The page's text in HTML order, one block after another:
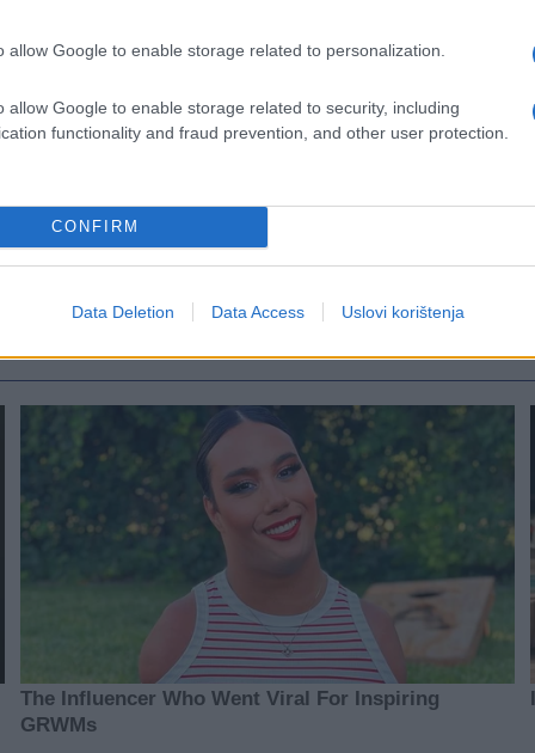
allow Google to enable storage related to personalization.
allow Google to enable storage related to security, including
functionality and fraud prevention, and other user protection.
CONFIRM
Data Deletion Data Access Uslovi korištenja
za Fenerbahče danas. On je prvi
Klasa je vječna - poručio je američki ESPN
stariji, to bolji.